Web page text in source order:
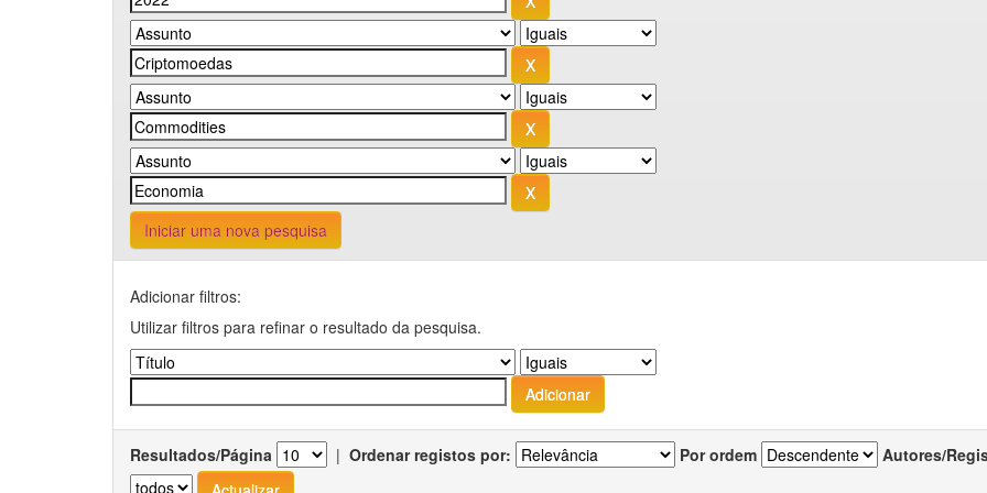
Iniciar uma nova pesquisa
Adicionar filtros:
Utilizar filtros para refinar o resultado da pesquisa.
Resultados/Página | Ordenar registos por: Por ordem Autores/